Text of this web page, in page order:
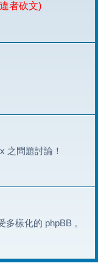
者砍文)
之問題討論！
樣化的 phpBB 。